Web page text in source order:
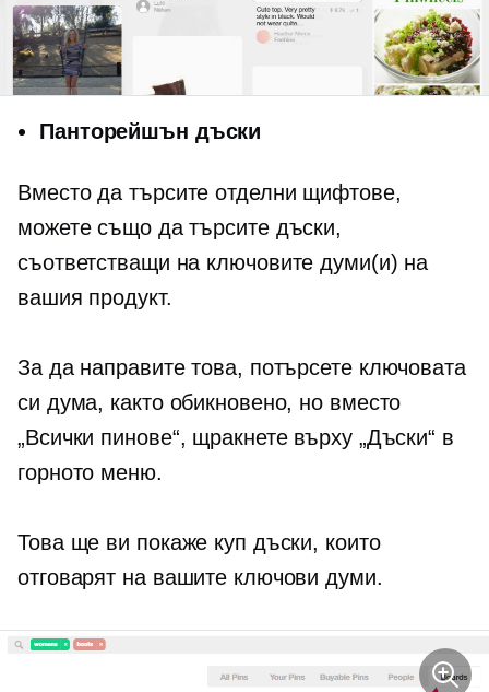
Панторейшън дъски
Вместо да търсите отделни щифтове,
можете също да търсите дъски,
съответстващи на ключовите думи(и) на
вашия продукт.
За да направите това, потърсете ключовата
си дума, както обикновено, но вместо
„Всички пинове“, щракнете върху „Дъски“ в
горното меню.
Това ще ви покаже куп дъски, които
отговарят на вашите ключови думи.